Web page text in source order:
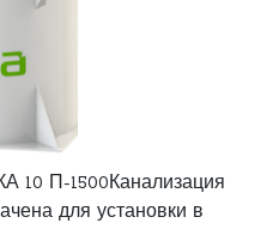
П-1500Канализация
для установки в